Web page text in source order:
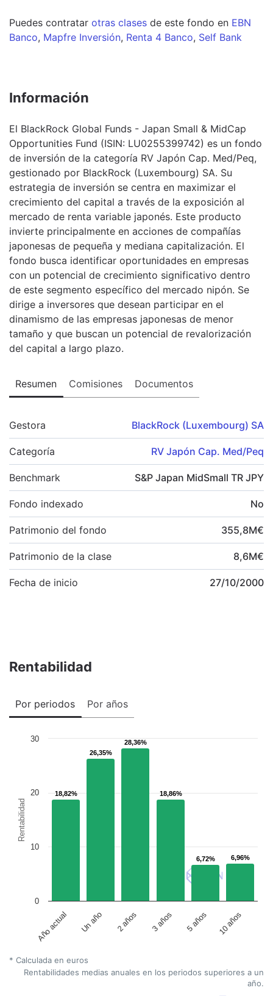
Puedes contratar otras clases de este fondo en EBN
Banco, Mapfre Inversión, Renta 4 Banco, Self Bank
Información
El BlackRock Global Funds - Japan Small & MidCap
Opportunities Fund (ISIN: LU0255399742) es un fondo
de inversión de la categoría RV Japón Cap. Med/Peq,
gestionado por BlackRock (Luxembourg) SA. Su
estrategia de inversión se centra en maximizar el
crecimiento del capital a través de la exposición al
mercado de renta variable japonés. Este producto
invierte principalmente en acciones de compañías
japonesas de pequeña y mediana capitalización. El
fondo busca identificar oportunidades en empresas
con un potencial de crecimiento significativo dentro
de este segmento específico del mercado nipón. Se
dirige a inversores que desean participar en el
dinamismo de las empresas japonesas de menor
tamaño y que buscan un potencial de revalorización
del capital a largo plazo.
Resumen Comisiones Documentos
Gestora BlackRock (Luxembourg) SA
Categoría RV Japón Cap. Med/Peq
Benchmark S&P Japan MidSmall TR JPY
Fondo indexado No
Patrimonio del fondo 355,8M€
Patrimonio de la clase 8,6M€
Fecha de inicio 27/10/2000
Rentabilidad
Por periodos Por años
Rentabilidad
18,82%
18,82%
26,35%
26,35%
28,36%
28,36%
18,86%
18,86%
6,72%
6,72% 6,96%
6,96%
Año actual Un año 2 años 3 años 5 años 10 años
0
10
20
30
* Calculada en euros
Rentabilidades medias anuales en los periodos superiores a un
año.